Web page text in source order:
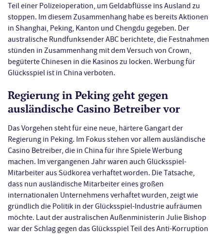
Teil einer Polizeioperation, um Geldabflüsse ins Ausland zu
stoppen. Im diesem Zusammenhang habe es bereits Aktionen
in Shanghai, Peking, Kanton und Chengdu gegeben. Der
australische Rundfunksender ABC berichtete, die Festnahmen
stünden in Zusammenhang mit dem Versuch von Crown,
begüterte Chinesen in die Kasinos zu locken. Werbung für
Glücksspiel ist in China verboten.
Regierung in Peking geht gegen
ausländische Casino Betreiber vor
Das Vorgehen steht für eine neue, härtere Gangart der
Regierung in Peking. Im Fokus stehen vor allem ausländische
Casino Betreiber, die in China für ihre Spiele Werbung
machen. Im vergangenen Jahr waren auch Glücksspiel-
Mitarbeiter aus Südkorea verhaftet worden. Die Tatsache,
dass nun ausländische Mitarbeiter eines großen
internationalen Unternehmens verhaftet wurden, zeigt wie
gründlich die Politik in der Glücksspiel-Industrie aufräumen
möchte. Laut der australischen Außenministerin Julie Bishop
war der Schlag gegen das Glücksspiel Teil des Anti-Korruption